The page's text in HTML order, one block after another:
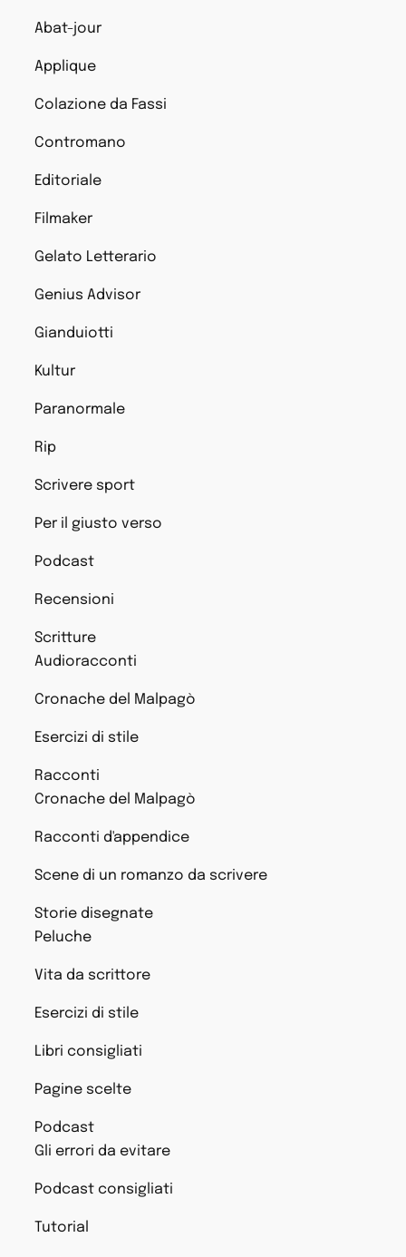
Abat-jour
Applique
Colazione da Fassi
Contromano
Editoriale
Filmaker
Gelato Letterario
Genius Advisor
Gianduiotti
Kultur
Paranormale
Rip
Scrivere sport
Per il giusto verso
Podcast
Recensioni
Scritture
Audioracconti
Cronache del Malpagò
Esercizi di stile
Racconti
Cronache del Malpagò
Racconti d'appendice
Scene di un romanzo da scrivere
Storie disegnate
Peluche
Vita da scrittore
Esercizi di stile
Libri consigliati
Pagine scelte
Podcast
Gli errori da evitare
Podcast consigliati
Tutorial